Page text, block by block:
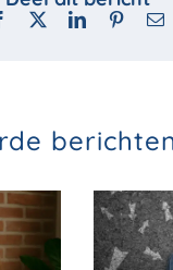
Facebook LinkedInPinterest
E-